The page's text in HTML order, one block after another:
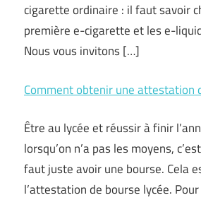
cigarette ordinaire : il faut savoir
première e-cigarette et les e-
Nous vous invitons […]
Comment obtenir une attestation
Être au lycée et réussir à finir
lorsqu’on n’a pas les moyens,
faut juste avoir une bourse. Cela
l’attestation de bourse lycée.